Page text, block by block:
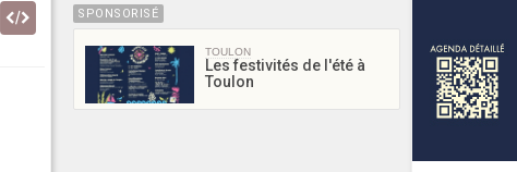
SPONSORISÉ
TOULON
Les festivités de l'été à
Toulon